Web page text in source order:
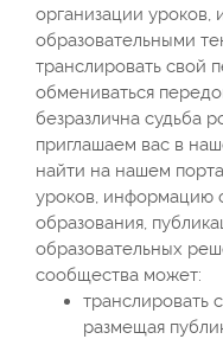
организации
образовательными
транслировать свой
обмениваться
безразлична судьба
приглашаем вас в
найти на нашем
уроков, информацию
образования,
образовательных
сообщества может:
транслировать
размещая